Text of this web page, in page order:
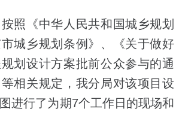
照《中华人民共和国城乡规划
城乡规划条例》、《关于做好
划设计方案批前公众参与的通
相关规定，我分局对该项目设
进行了为期7个工作日的现场和